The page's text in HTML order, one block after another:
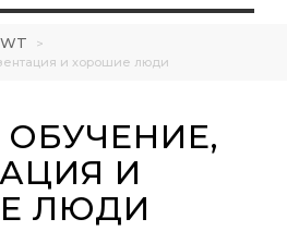
>
и хорошие люди
ОБУЧЕНИЕ,
И
ЛЮДИ